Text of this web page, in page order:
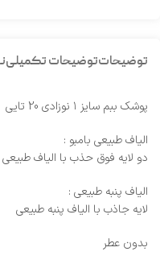
توضیحاتتوضیحات تکمیلی
پوشک ببم سایز ۱ نوزادی 20 تایی
الیاف طبیعی بامبو :
دو لایه فوق حذب با الیاف طبیعی
الیاف پنبه طبیعی :
لایه جاذب با الیاف پنبه طبیعی
بدون عطر